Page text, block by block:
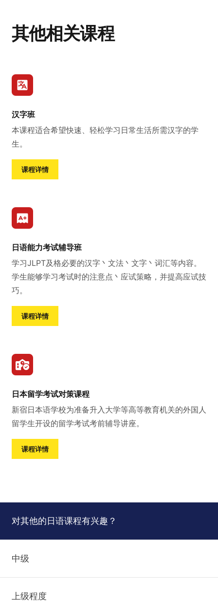
其他相关课程
汉字班
本课程适合希望快速、轻松学习日常生活所需汉字的学
生。
课程详情
日语能力考试辅导班
学习JLPT及格必要的汉字丶文法丶文字丶词汇等内容。
学生能够学习考试时的注意点丶应试策略，并提高应试技
巧。
课程详情
日本留学考试对策课程
新宿日本语学校为准备升入大学等高等教育机关的外国人
留学生开设的留学考试考前辅导讲座。
课程详情
对其他的日语课程有兴趣？
中级
上级程度